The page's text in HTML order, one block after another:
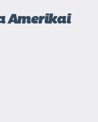
Amerikai